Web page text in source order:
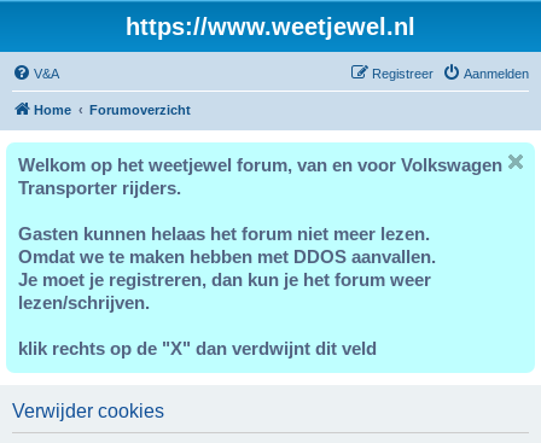
https://www.weetjewel.nl
V&A Aanmelden
Registreer
Home Forumoverzicht
Welkom op het weetjewel forum, van en voor Volkswagen
Transporter rijders.
Gasten kunnen helaas het forum niet meer lezen.
Omdat we te maken hebben met DDOS aanvallen.
Je moet je registreren, dan kun je het forum weer
lezen/schrijven.
klik rechts op de "X" dan verdwijnt dit veld
Verwijder cookies